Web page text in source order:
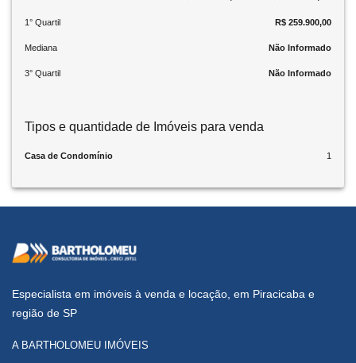
1° Quartil R$ 259.900,00
Mediana Não Informado
3° Quartil Não Informado
Tipos e quantidade de Imóveis para venda
Casa de Condomínio 1
Especialista em imóveis à venda e locação, em Piracicaba e
região de SP
A BARTHOLOMEU IMÓVEIS